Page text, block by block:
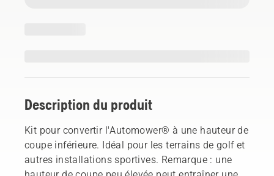
Description du produit
Kit pour convertir l'Automower® à une hauteur de
coupe inférieure. Idéal pour les terrains de golf et
autres installations sportives. Remarque : une